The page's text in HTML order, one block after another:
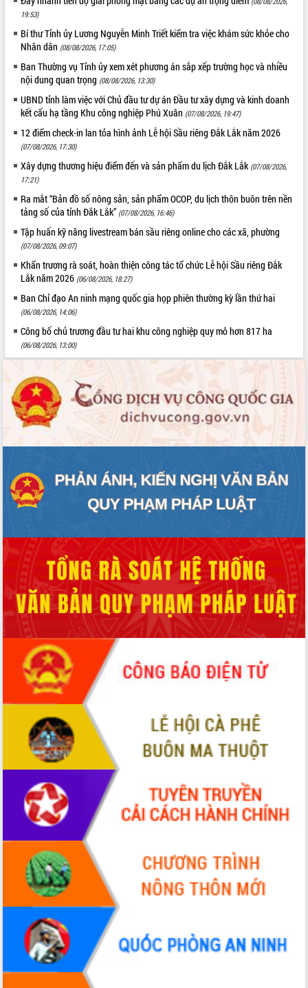
THỐNG KÊ TRUY CẬP
36453
Tất cả: 66081776
19:53)
Bí thư Tỉnh ủy Lương Nguyễn Minh Triết kiểm tra việc khám sức khỏe cho
Nhân dân (08/08/2026, 17:05)
Ban Thường vụ Tỉnh ủy xem xét phương án sắp xếp trường học và nhiều
nội dung quan trọng (08/08/2026, 13:30)
UBND tỉnh làm việc với Chủ đầu tư dự án Đầu tư xây dựng và kinh doanh
kết cấu hạ tầng Khu công nghiệp Phú Xuân (07/08/2026, 19:47)
12 điểm check-in lan tỏa hình ảnh Lễ hội Sầu riêng Đắk Lắk năm 2026
(07/08/2026, 17:30)
Xây dựng thương hiệu điểm đến và sản phẩm du lịch Đắk Lắk (07/08/2026,
17:21)
Ra mắt “Bản đồ số nông sản, sản phẩm OCOP, du lịch thôn buôn trên nền
tảng số của tỉnh Đắk Lắk” (07/08/2026, 16:46)
Tập huấn kỹ năng livestream bán sầu riêng online cho các xã, phường
(07/08/2026, 09:07)
Khẩn trương rà soát, hoàn thiện công tác tổ chức Lễ hội Sầu riêng Đắk
Lắk năm 2026 (06/08/2026, 18:27)
Ban Chỉ đạo An ninh mạng quốc gia họp phiên thường kỳ lần thứ hai
(06/08/2026, 14:06)
Công bố chủ trương đầu tư hai khu công nghiệp quy mô hơn 817 ha
(06/08/2026, 13:00)